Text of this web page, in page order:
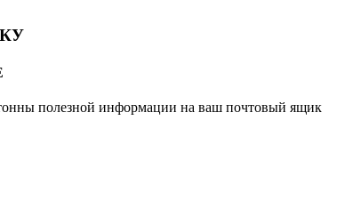
полезной информации на ваш почтовый ящик